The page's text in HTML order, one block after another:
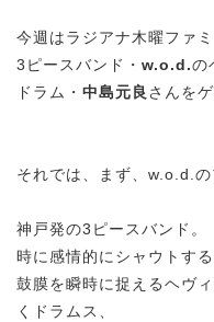
今週はラジアナ木曜ファミ
3ピースバンド・ w.o.d.の
ドラム・ 中島元良さんを
それでは、まず、w.o.d.
神戸発の3ピースバンド。
時に感情的にシャウトす
鼓膜を瞬時に捉えるヘヴ
くドラムス、